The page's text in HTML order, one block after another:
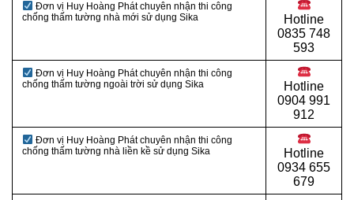
Đơn vị Huy Hoàng Phát chuyên nhận thi công
chống thấm tường nhà mới sử dụng Sika
Hotline
0835 748
593
Đơn vị Huy Hoàng Phát chuyên nhận thi công
chống thấm tường ngoài trời sử dụng Sika
Hotline
0904 991
912
Đơn vị Huy Hoàng Phát chuyên nhận thi công
chống thấm tường nhà liền kề sử dụng Sika
Hotline
0934 655
679